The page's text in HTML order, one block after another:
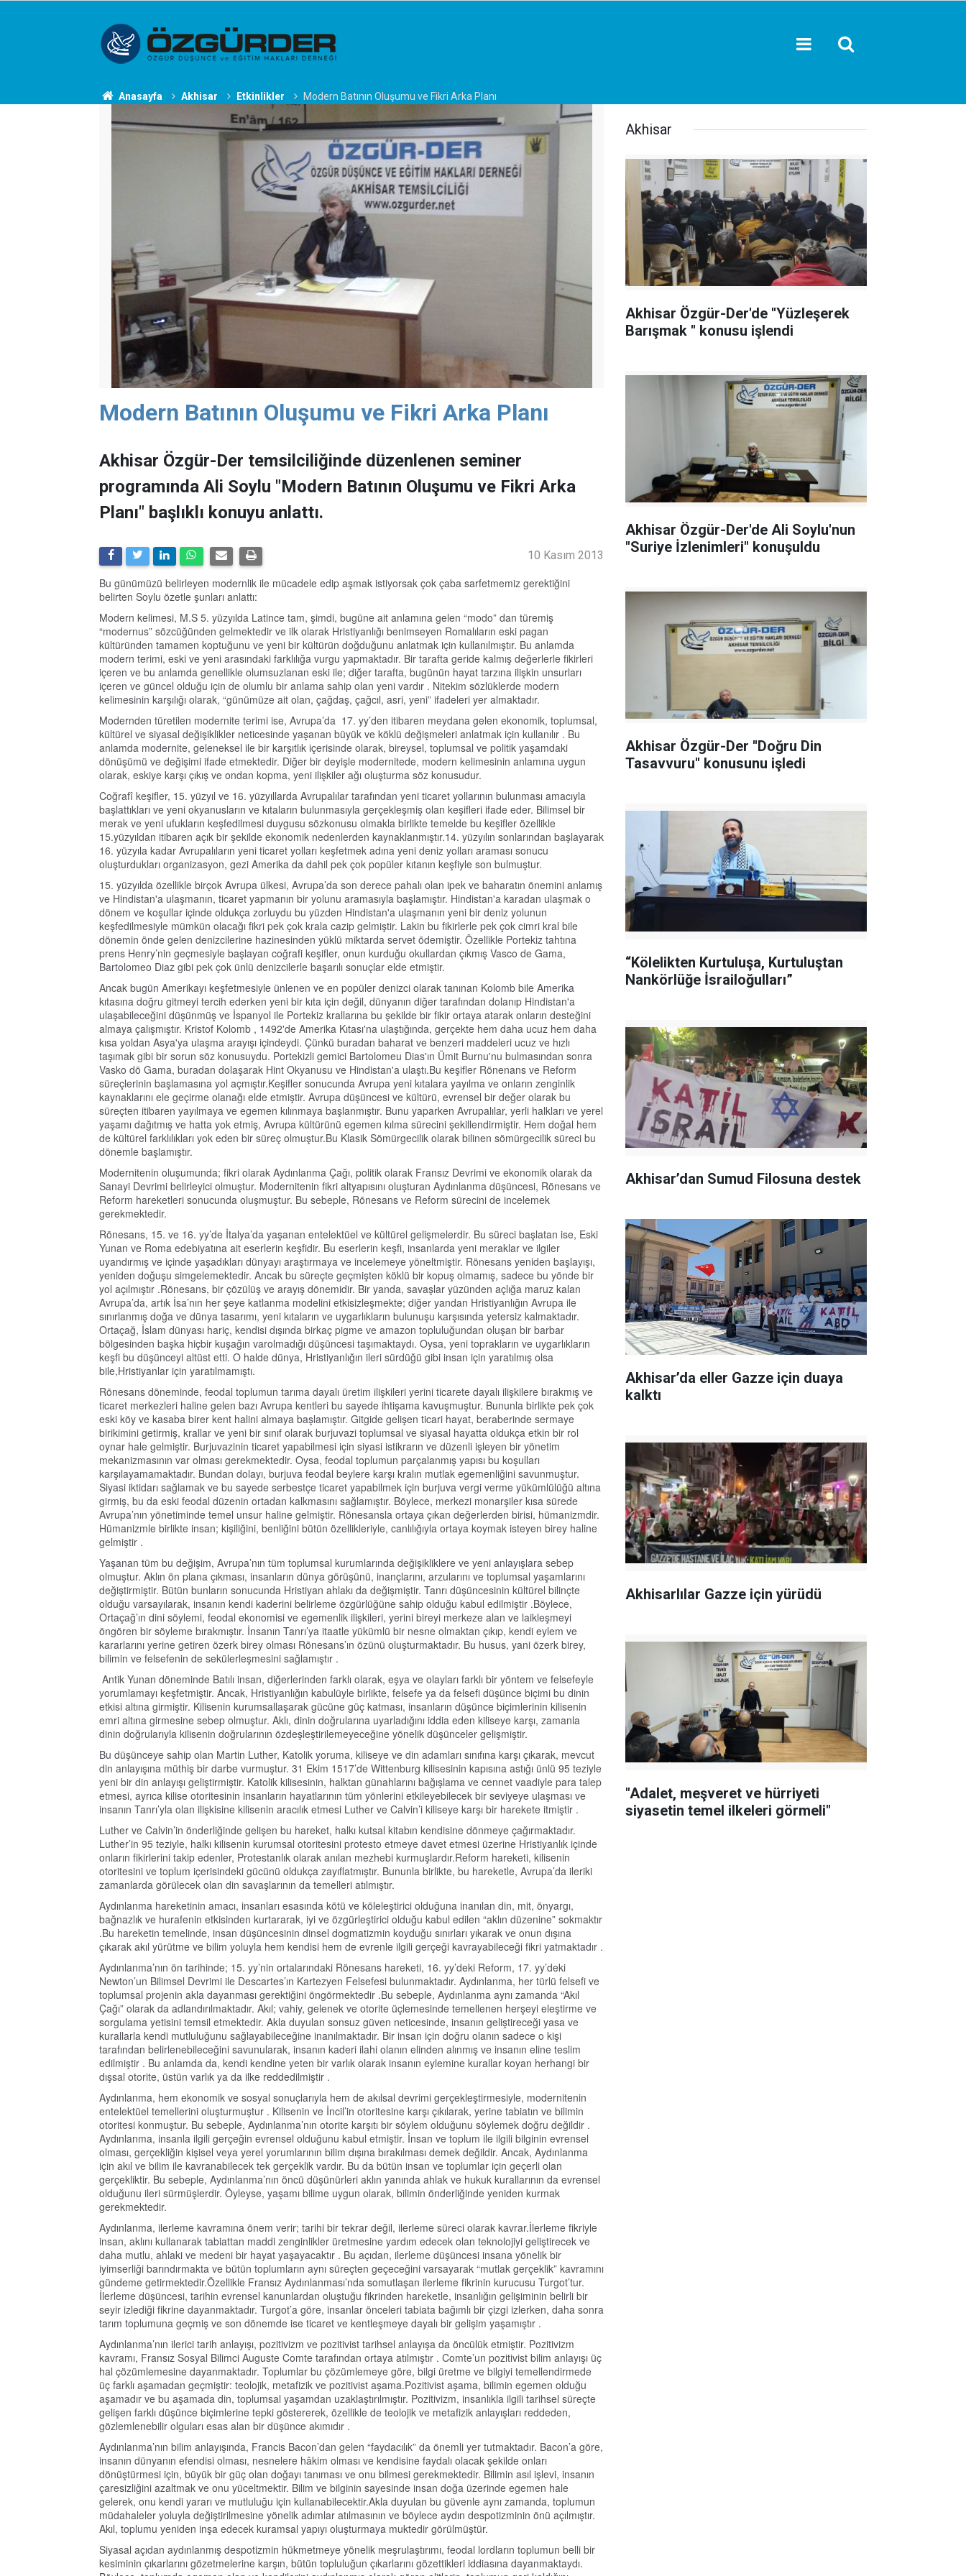
Anasayfa Akhisar Etkinlikler Modern Batının Oluşumu ve Fikri Arka Planı
Modern Batının Oluşumu ve Fikri Arka Planı
Akhisar Özgür-Der temsilciliğinde düzenlenen seminer
programında Ali Soylu "Modern Batının Oluşumu ve Fikri Arka
Planı" başlıklı konuyu anlattı.
10 Kasım 2013
Bu günümüzü belirleyen modernlik ile mücadele edip aşmak istiyorsak çok çaba sarfetmemiz gerektiğini
belirten Soylu özetle şunları anlattı:
Modern kelimesi, M.S 5. yüzyılda Latince tam, şimdi, bugüne ait anlamına gelen “modo” dan türemiş
“modernus” sözcüğünden gelmektedir ve ilk olarak Hristiyanlığı benimseyen Romalıların eski pagan
kültüründen tamamen koptuğunu ve yeni bir kültürün doğduğunu anlatmak için kullanılmıştır. Bu anlamda
modern terimi, eski ve yeni arasındaki farklılığa vurgu yapmaktadır. Bir tarafta geride kalmış değerlerle fikirleri
içeren ve bu anlamda genellikle olumsuzlanan eski ile; diğer tarafta, bugünün hayat tarzına ilişkin unsurları
içeren ve güncel olduğu için de olumlu bir anlama sahip olan yeni vardır . Nitekim sözlüklerde modern
kelimesinin karşılığı olarak, “günümüze ait olan, çağdaş, çağcıl, asri, yeni” ifadeleri yer almaktadır.
Modernden türetilen modernite terimi ise, Avrupa’da 17. yy’den itibaren meydana gelen ekonomik, toplumsal,
kültürel ve siyasal değişiklikler neticesinde yaşanan büyük ve köklü değişmeleri anlatmak için kullanılır . Bu
anlamda modernite, geleneksel ile bir karşıtlık içerisinde olarak, bireysel, toplumsal ve politik yaşamdaki
dönüşümü ve değişimi ifade etmektedir. Diğer bir deyişle modernitede, modern kelimesinin anlamına uygun
olarak, eskiye karşı çıkış ve ondan kopma, yeni ilişkiler ağı oluşturma söz konusudur.
Coğrafî keşifler, 15. yüzyıl ve 16. yüzyıllarda Avrupalılar tarafından yeni ticaret yollarının bulunması amacıyla
başlattıkları ve yeni okyanusların ve kıtaların bulunmasıyla gerçekleşmiş olan keşifleri ifade eder. Bilimsel bir
merak ve yeni ufukların keşfedilmesi duygusu sözkonusu olmakla birlikte temelde bu keşifler özellikle
15.yüzyıldan itibaren açık bir şekilde ekonomik nedenlerden kaynaklanmıştır.14. yüzyılın sonlarından başlayarak
16. yüzyıla kadar Avrupalıların yeni ticaret yolları keşfetmek adına yeni deniz yolları araması sonucu
oluşturdukları organizasyon, gezi Amerika da dahil pek çok popüler kıtanın keşfiyle son bulmuştur.
15. yüzyılda özellikle birçok Avrupa ülkesi, Avrupa’da son derece pahalı olan ipek ve baharatın önemini anlamış
ve Hindistan'a ulaşmanın, ticaret yapmanın bir yolunu aramasıyla başlamıştır. Hindistan'a karadan ulaşmak o
dönem ve koşullar içinde oldukça zorluydu bu yüzden Hindistan'a ulaşmanın yeni bir deniz yolunun
keşfedilmesiyle mümkün olacağı fikri pek çok krala cazip gelmiştir. Lakin bu fikirlerle pek çok cimri kral bile
dönemin önde gelen denizcilerine hazinesinden yüklü miktarda servet ödemiştir. Özellikle Portekiz tahtına
prens Henry’nin geçmesiyle başlayan coğrafi keşifler, onun kurduğu okullardan çıkmış Vasco de Gama,
Bartolomeo Diaz gibi pek çok ünlü denizcilerle başarılı sonuçlar elde etmiştir.
Ancak bugün Amerikayı keşfetmesiyle ünlenen ve en popüler denizci olarak tanınan Kolomb bile Amerika
kıtasına doğru gitmeyi tercih ederken yeni bir kıta için değil, dünyanın diğer tarafından dolanıp Hindistan'a
ulaşabileceğini düşünmüş ve İspanyol ile Portekiz krallarına bu şekilde bir fikir ortaya atarak onların desteğini
almaya çalışmıştır. Kristof Kolomb , 1492'de Amerika Kıtası'na ulaştığında, gerçekte hem daha ucuz hem daha
kısa yoldan Asya'ya ulaşma arayışı içindeydi. Çünkü buradan baharat ve benzeri maddeleri ucuz ve hızlı
taşımak gibi bir sorun söz konusuydu. Portekizli gemici Bartolomeu Dias'ın Ümit Burnu'nu bulmasından sonra
Vasko dö Gama, buradan dolaşarak Hint Okyanusu ve Hindistan'a ulaştı.Bu keşifler Rönenans ve Reform
süreçlerinin başlamasına yol açmıştır.Keşifler sonucunda Avrupa yeni kıtalara yayılma ve onların zenginlik
kaynaklarını ele geçirme olanağı elde etmiştir. Avrupa düşüncesi ve kültürü, evrensel bir değer olarak bu
süreçten itibaren yayılmaya ve egemen kılınmaya başlanmıştır. Bunu yaparken Avrupalılar, yerli halkları ve yerel
yaşamı dağıtmış ve hatta yok etmiş, Avrupa kültürünü egemen kılma sürecini şekillendirmiştir. Hem doğal hem
de kültürel farklılıkları yok eden bir süreç olmuştur.Bu Klasik Sömürgecilik olarak bilinen sömürgecilik süreci bu
dönemle başlamıştır.
Modernitenin oluşumunda; fikri olarak Aydınlanma Çağı, politik olarak Fransız Devrimi ve ekonomik olarak da
Sanayi Devrimi belirleyici olmuştur. Modernitenin fikri altyapısını oluşturan Aydınlanma düşüncesi, Rönesans ve
Reform hareketleri sonucunda oluşmuştur. Bu sebeple, Rönesans ve Reform sürecini de incelemek
gerekmektedir.
Rönesans, 15. ve 16. yy’de İtalya’da yaşanan entelektüel ve kültürel gelişmelerdir. Bu süreci başlatan ise, Eski
Yunan ve Roma edebiyatına ait eserlerin keşfidir. Bu eserlerin keşfi, insanlarda yeni meraklar ve ilgiler
uyandırmış ve içinde yaşadıkları dünyayı araştırmaya ve incelemeye yöneltmiştir. Rönesans yeniden başlayışı,
yeniden doğuşu simgelemektedir. Ancak bu süreçte geçmişten köklü bir kopuş olmamış, sadece bu yönde bir
yol açılmıştır .Rönesans, bir çözülüş ve arayış dönemidir. Bir yanda, savaşlar yüzünden açlığa maruz kalan
Avrupa’da, artık İsa’nın her şeye katlanma modelini etkisizleşmekte; diğer yandan Hristiyanlığın Avrupa ile
sınırlanmış doğa ve dünya tasarımı, yeni kıtaların ve uygarlıkların bulunuşu karşısında yetersiz kalmaktadır.
Ortaçağ, İslam dünyası hariç, kendisi dışında birkaç pigme ve amazon topluluğundan oluşan bir barbar
bölgesinden başka hiçbir kuşağın varolmadığı düşüncesi taşımaktaydı. Oysa, yeni toprakların ve uygarlıkların
keşfi bu düşünceyi altüst etti. O halde dünya, Hristiyanlığın ileri sürdüğü gibi insan için yaratılmış olsa
bile,Hristiyanlar için yaratılmamıştı.
Rönesans döneminde, feodal toplumun tarıma dayalı üretim ilişkileri yerini ticarete dayalı ilişkilere bırakmış ve
ticaret merkezleri haline gelen bazı Avrupa kentleri bu sayede ihtişama kavuşmuştur. Bununla birlikte pek çok
eski köy ve kasaba birer kent halini almaya başlamıştır. Gitgide gelişen ticari hayat, beraberinde sermaye
birikimini getirmiş, krallar ve yeni bir sınıf olarak burjuvazi toplumsal ve siyasal hayatta oldukça etkin bir rol
oynar hale gelmiştir. Burjuvazinin ticaret yapabilmesi için siyasi istikrarın ve düzenli işleyen bir yönetim
mekanizmasının var olması gerekmektedir. Oysa, feodal toplumun parçalanmış yapısı bu koşulları
karşılayamamaktadır. Bundan dolayı, burjuva feodal beylere karşı kralın mutlak egemenliğini savunmuştur.
Siyasi iktidarı sağlamak ve bu sayede serbestçe ticaret yapabilmek için burjuva vergi verme yükümlülüğü altına
girmiş, bu da eski feodal düzenin ortadan kalkmasını sağlamıştır. Böylece, merkezi monarşiler kısa sürede
Avrupa’nın yönetiminde temel unsur haline gelmiştir. Rönesansla ortaya çıkan değerlerden birisi, hümanizmdir.
Hümanizmle birlikte insan; kişiliğini, benliğini bütün özellikleriyle, canlılığıyla ortaya koymak isteyen birey haline
gelmiştir .
Yaşanan tüm bu değişim, Avrupa’nın tüm toplumsal kurumlarında değişikliklere ve yeni anlayışlara sebep
olmuştur. Aklın ön plana çıkması, insanların dünya görüşünü, inançlarını, arzularını ve toplumsal yaşamlarını
değiştirmiştir. Bütün bunların sonucunda Hristiyan ahlakı da değişmiştir. Tanrı düşüncesinin kültürel bilinçte
olduğu varsayılarak, insanın kendi kaderini belirleme özgürlüğüne sahip olduğu kabul edilmiştir .Böylece,
Ortaçağ’ın dini söylemi, feodal ekonomisi ve egemenlik ilişkileri, yerini bireyi merkeze alan ve laikleşmeyi
öngören bir söyleme bırakmıştır. İnsanın Tanrı’ya itaatle yükümlü bir nesne olmaktan çıkıp, kendi eylem ve
kararlarını yerine getiren özerk birey olması Rönesans’ın özünü oluşturmaktadır. Bu husus, yani özerk birey,
bilimin ve felsefenin de sekülerleşmesini sağlamıştır .
Antik Yunan döneminde Batılı insan, diğerlerinden farklı olarak, eşya ve olayları farklı bir yöntem ve felsefeyle
yorumlamayı keşfetmiştir. Ancak, Hristiyanlığın kabulüyle birlikte, felsefe ya da felsefi düşünce biçimi bu dinin
etkisi altına girmiştir. Kilisenin kurumsallaşarak gücüne güç katması, insanların düşünce biçimlerinin kilisenin
emri altına girmesine sebep olmuştur. Aklı, dinin doğrularına uyarladığını iddia eden kiliseye karşı, zamanla
dinin doğrularıyla kilisenin doğrularının özdeşleştirilemeyeceğine yönelik düşünceler gelişmiştir.
Bu düşünceye sahip olan Martin Luther, Katolik yoruma, kiliseye ve din adamları sınıfına karşı çıkarak, mevcut
din anlayışına müthiş bir darbe vurmuştur. 31 Ekim 1517’de Wittenburg kilisesinin kapısına astığı ünlü 95 teziyle
yeni bir din anlayışı geliştirmiştir. Katolik kilisesinin, halktan günahlarını bağışlama ve cennet vaadiyle para talep
etmesi, ayrıca kilise otoritesinin insanların hayatlarının tüm yönlerini etkileyebilecek bir seviyeye ulaşması ve
insanın Tanrı’yla olan ilişkisine kilisenin aracılık etmesi Luther ve Calvin’i kiliseye karşı bir harekete itmiştir .
Luther ve Calvin’in önderliğinde gelişen bu hareket, halkı kutsal kitabın kendisine dönmeye çağırmaktadır.
Luther’in 95 teziyle, halkı kilisenin kurumsal otoritesini protesto etmeye davet etmesi üzerine Hristiyanlık içinde
onların fikirlerini takip edenler, Protestanlık olarak anılan mezhebi kurmuşlardır.Reform hareketi, kilisenin
otoritesini ve toplum içerisindeki gücünü oldukça zayıflatmıştır. Bununla birlikte, bu hareketle, Avrupa’da ileriki
zamanlarda görülecek olan din savaşlarının da temelleri atılmıştır.
Aydınlanma hareketinin amacı, insanları esasında kötü ve köleleştirici olduğuna inanılan din, mit, önyargı,
bağnazlık ve hurafenin etkisinden kurtararak, iyi ve özgürleştirici olduğu kabul edilen “aklın düzenine” sokmaktır
.Bu hareketin temelinde, insan düşüncesinin dinsel dogmatizmin koyduğu sınırları yıkarak ve onun dışına
çıkarak akıl yürütme ve bilim yoluyla hem kendisi hem de evrenle ilgili gerçeği kavrayabileceği fikri yatmaktadır .
Aydınlanma’nın ön tarihinde; 15. yy’nin ortalarındaki Rönesans hareketi, 16. yy’deki Reform, 17. yy’deki
Newton’un Bilimsel Devrimi ile Descartes’ın Kartezyen Felsefesi bulunmaktadır. Aydınlanma, her türlü felsefi ve
toplumsal projenin akla dayanması gerektiğini öngörmektedir .Bu sebeple, Aydınlanma aynı zamanda “Akıl
Çağı” olarak da adlandırılmaktadır. Akıl; vahiy, gelenek ve otorite üçlemesinde temellenen herşeyi eleştirme ve
sorgulama yetisini temsil etmektedir. Akla duyulan sonsuz güven neticesinde, insanın geliştireceği yasa ve
kurallarla kendi mutluluğunu sağlayabileceğine inanılmaktadır. Bir insan için doğru olanın sadece o kişi
tarafından belirlenebileceğini savunularak, insanın kaderi ilahi olanın elinden alınmış ve insanın eline teslim
edilmiştir . Bu anlamda da, kendi kendine yeten bir varlık olarak insanın eylemine kurallar koyan herhangi bir
dışsal otorite, üstün varlık ya da ilke reddedilmiştir .
Aydınlanma, hem ekonomik ve sosyal sonuçlarıyla hem de akılsal devrimi gerçekleştirmesiyle, modernitenin
entelektüel temellerini oluşturmuştur . Kilisenin ve İncil’in otoritesine karşı çıkılarak, yerine tabiatın ve bilimin
otoritesi konmuştur. Bu sebeple, Aydınlanma’nın otorite karşıtı bir söylem olduğunu söylemek doğru değildir .
Aydınlanma, insanla ilgili gerçeğin evrensel olduğunu kabul etmiştir. İnsan ve toplum ile ilgili bilginin evrensel
olması, gerçekliğin kişisel veya yerel yorumlarının bilim dışına bırakılması demek değildir. Ancak, Aydınlanma
için akıl ve bilim ile kavranabilecek tek gerçeklik vardır. Bu da bütün insan ve toplumlar için geçerli olan
gerçekliktir. Bu sebeple, Aydınlanma’nın öncü düşünürleri aklın yanında ahlak ve hukuk kurallarının da evrensel
olduğunu ileri sürmüşlerdir. Öyleyse, yaşamı bilime uygun olarak, bilimin önderliğinde yeniden kurmak
gerekmektedir.
Aydınlanma, ilerleme kavramına önem verir; tarihi bir tekrar değil, ilerleme süreci olarak kavrar.İlerleme fikriyle
insan, aklını kullanarak tabiattan maddi zenginlikler üretmesine yardım edecek olan teknolojiyi geliştirecek ve
daha mutlu, ahlaki ve medeni bir hayat yaşayacaktır . Bu açıdan, ilerleme düşüncesi insana yönelik bir
iyimserliği barındırmakta ve bütün toplumların aynı süreçten geçeceğini varsayarak “mutlak gerçeklik” kavramını
gündeme getirmektedir.Özellikle Fransız Aydınlanması’nda somutlaşan ilerleme fikrinin kurucusu Turgot’tur.
İlerleme düşüncesi, tarihin evrensel kanunlardan oluştuğu fikrinden hareketle, insanlığın gelişiminin belirli bir
seyir izlediği fikrine dayanmaktadır. Turgot’a göre, insanlar önceleri tabiata bağımlı bir çizgi izlerken, daha sonra
tarım toplumuna geçmiş ve son dönemde ise ticaret ve kentleşmeye dayalı bir gelişim yaşamıştır .
Aydınlanma’nın ilerici tarih anlayışı, pozitivizm ve pozitivist tarihsel anlayışa da öncülük etmiştir. Pozitivizm
kavramı, Fransız Sosyal Bilimci Auguste Comte tarafından ortaya atılmıştır . Comte’un pozitivist bilim anlayışı üç
hal çözümlemesine dayanmaktadır. Toplumlar bu çözümlemeye göre, bilgi üretme ve bilgiyi temellendirmede
üç farklı aşamadan geçmiştir: teolojik, metafizik ve pozitivist aşama.Pozitivist aşama, bilimin egemen olduğu
aşamadır ve bu aşamada din, toplumsal yaşamdan uzaklaştırılmıştır. Pozitivizm, insanlıkla ilgili tarihsel süreçte
gelişen farklı düşünce biçimlerine tepki göstererek, özellikle de teolojik ve metafizik anlayışları reddeden,
gözlemlenebilir olguları esas alan bir düşünce akımıdır .
Aydınlanma’nın bilim anlayışında, Francis Bacon’dan gelen “faydacılık” da önemli yer tutmaktadır. Bacon’a göre,
insanın dünyanın efendisi olması, nesnelere hâkim olması ve kendisine faydalı olacak şekilde onları
dönüştürmesi için, büyük bir güç olan doğayı tanıması ve onu bilmesi gerekmektedir. Bilimin asıl işlevi, insanın
çaresizliğini azaltmak ve onu yüceltmektir. Bilim ve bilginin sayesinde insan doğa üzerinde egemen hale
gelerek, onu kendi yararı ve mutluluğu için kullanabilecektir.Akla duyulan bu güvenle aynı zamanda, toplumun
müdahaleler yoluyla değiştirilmesine yönelik adımlar atılmasının ve böylece aydın despotizminin önü açılmıştır.
Akıl, toplumu yeniden inşa edecek kuramsal yapıyı oluşturmaya muktedir görülmüştür.
Siyasal açıdan aydınlanmış despotizmin hükmetmeye yönelik meşrulaştırımı, feodal lordların toplumun belli bir
kesiminin çıkarlarını gözetmelerine karşın, bütün topluluğun çıkarlarını gözettikleri iddiasına dayanmaktaydı.
Akhisar
Akhisar Özgür-Der'de ''Yüzleşerek
Barışmak '' konusu işlendi
Akhisar Özgür-Der'de Ali Soylu'nun
"Suriye İzlenimleri" konuşuldu
Akhisar Özgür-Der ''Doğru Din
Tasavvuru'' konusunu işledi
“Kölelikten Kurtuluşa, Kurtuluştan
Nankörlüğe İsrailoğulları”
Akhisar’dan Sumud Filosuna destek
Akhisar’da eller Gazze için duaya
kalktı
Akhisarlılar Gazze için yürüdü
"Adalet, meşveret ve hürriyeti
siyasetin temel ilkeleri görmeli"